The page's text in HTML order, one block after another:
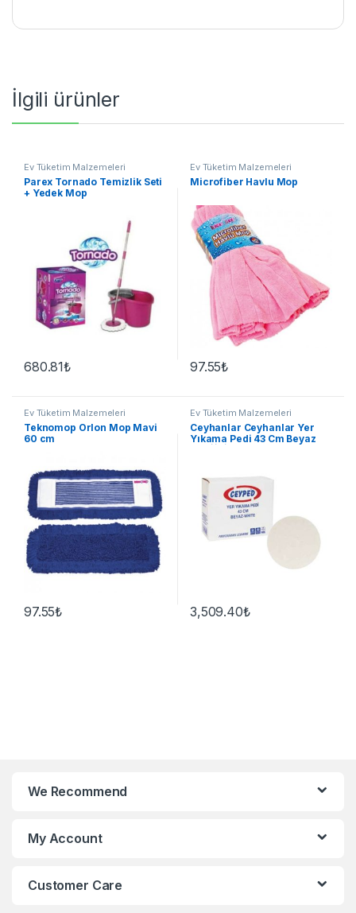
İlgili ürünler
Ev Tüketim Malzemeleri
Parex Tornado Temizlik Seti
+ Yedek Mop
680.81₺
Ev Tüketim Malzemeleri
Microfiber Havlu Mop
97.55₺
Ev Tüketim Malzemeleri
Teknomop Orlon Mop Mavi
60 cm
97.55₺
Ev Tüketim Malzemeleri
Ceyhanlar Ceyhanlar Yer
Yıkama Pedi 43 Cm Beyaz
3,509.40₺
We Recommend
My Account
Customer Care